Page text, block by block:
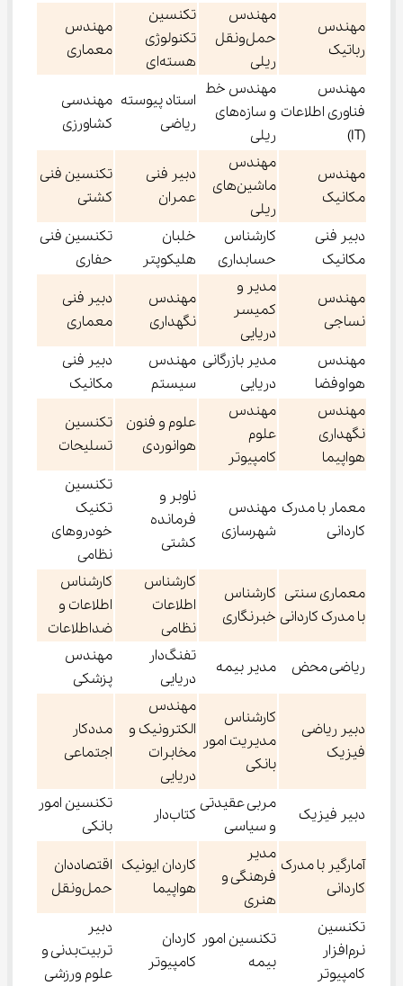
مهندس
رباتیک
مهندس
حمل‌و‌نقل
ریلی
تکنسین
تکنولوژی
هسته‌ای
مهندس
معماری
مهندس
فناوری اطلاعات
(IT)
مهندس خط
و سازه‌های
ریلی
استاد پیوسته
ریاضی
مهندسی
کشاورزی
مهندس
مکانیک
مهندس
ماشین‌های
ریلی
دبیر فنی
عمران
تکنسین فنی
کشتی
دبیر فنی
مکانیک
کارشناس
حسابداری
خلبان
هلیکوپتر
تکنسین فنی
حفاری
مهندس
نساجی
مدیر و
کمیسر
دریایی
مهندس
نگهداری
دبیر فنی
معماری
مهندس
هواوفضا
مدیر بازرگانی
دریایی
مهندس
سیستم
دبیر فنی
مکانیک
مهندس
نگهداری
هواپیما
مهندس
علوم
کامپیوتر
علوم و فنون
هوانوردی
تکنسین
تسلیحات
معمار با مدرک
کاردانی
مهندس
شهرسازی
ناوبر و
فرمانده
کشتی
تکنسین
تکنیک
خودروهای
نظامی
معماری سنتی
با مدرک کاردانی
کارشناس
خبرنگاری
کارشناس
اطلاعات
نظامی
کارشناس
اطلاعات و
ضداطلاعات
ریاضی محض
مدیر بیمه
تفنگ‌دار
دریایی
مهندس
پزشکی
دبیر ریاضی
فیزیک
کارشناس
مدیریت امور
بانکی
مهندس
الکترونیک و
مخابرات
دریایی
مددکار
اجتماعی
دبیر فیزیک
مربی عقیدتی
و سیاسی
کتاب‌دار
تکنسین امور
بانکی
آمارگیر با مدرک
کاردانی
مدیر
فرهنگی و
هنری
کاردان ایونیک
هواپیما
اقتصاددان
حمل‌و‌نقل
تکنسین
نرم‌افزار
کامپیوتر
تکنسین امور
بیمه
کاردان
کامپیوتر
دبیر
تربیت‌بدنی و
علوم ورزشی